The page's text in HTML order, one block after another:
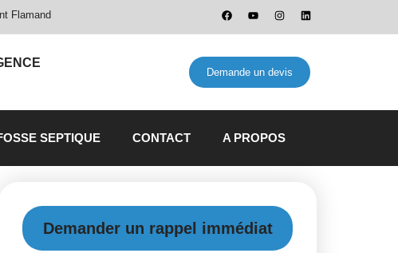
Flamand
Demande un devis
SEPTIQUE CONTACT A PROPOS
Demander un rappel immédiat